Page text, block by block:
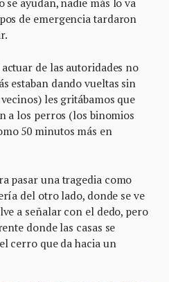
ayudan, nadie más lo va
de emergencia tardaron
de las autoridades no
estaban dando vueltas sin
les gritábamos que
a los perros (los binomios
50 minutos más en
pasar una tragedia como
del otro lado, donde se ve
a señalar con el dedo, pero
donde las casas se
cerro que da hacia un